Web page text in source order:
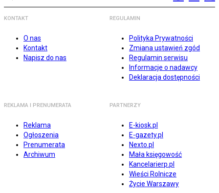
KONTAKT
O nas
Kontakt
Napisz do nas
REGULAMIN
Polityka Prywatności
Zmiana ustawień zgód
Regulamin serwisu
Informacje o nadawcy
Deklaracja dostępności
REKLAMA I PRENUMERATA
Reklama
Ogłoszenia
Prenumerata
Archiwum
PARTNERZY
E-kiosk.pl
E-gazety.pl
Nexto.pl
Mała księgowość
Kancelarierp.pl
Wieści Rolnicze
Życie Warszawy